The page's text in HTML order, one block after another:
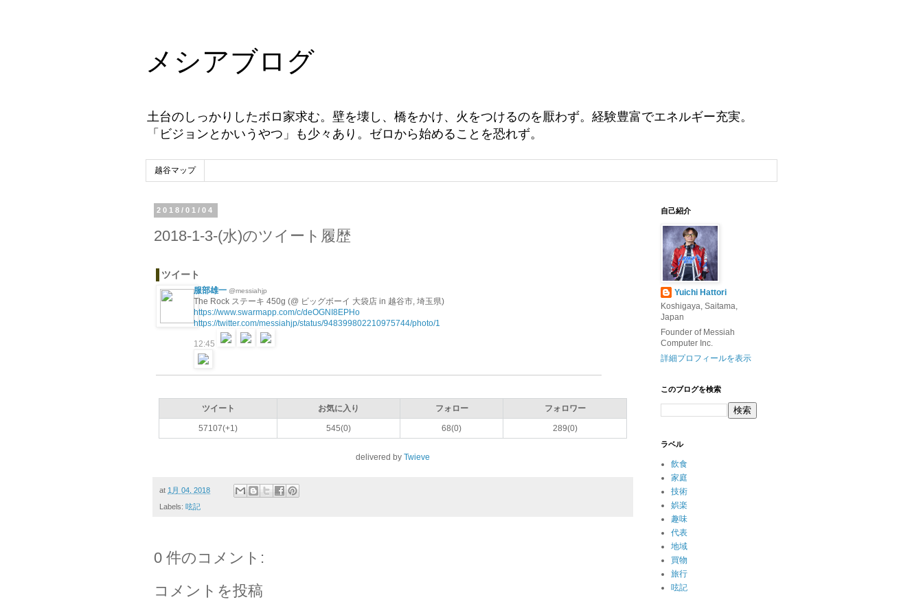
メシアブログ
土台のしっかりしたボロ家求む。壁を壊し、橋をかけ、火をつけるのを厭わず。経験豊富でエネルギー充実。
「ビジョンとかいうやつ」も少々あり。ゼロから始めることを恐れず。
越谷マップ
2018/01/04
2018-1-3-(水)のツイート履歴
ツイート
服部雄一 @messiahjp
The Rock ステーキ 450g (@ ビッグボーイ 大袋店 in 越谷市, 埼玉県)
https://www.swarmapp.com/c/deOGNI8EPHo
https://twitter.com/messiahjp/status/948399802210975744/photo/1
12:45
ツイート お気に入り フォロー フォロワー
57107(+1) 545(0) 68(0) 289(0)
delivered by Twieve
at 1月 04, 2018
Labels: 呟記
0 件のコメント:
コメントを投稿
自己紹介
Yuichi Hattori
Koshigaya, Saitama,
Japan
Founder of Messiah
Computer Inc.
詳細プロフィールを表示
このブログを検索
ラベル
飲食
家庭
技術
娯楽
趣味
代表
地域
買物
旅行
呟記